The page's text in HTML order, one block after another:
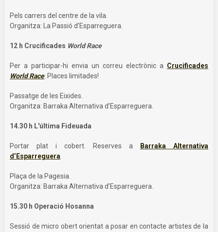
Pels carrers del centre de la vila.
Organitza: La Passió d’Esparreguera.
12 h Crucificades World Race
Per a participar-hi envia un correu electrònic a Crucificades
World Race. Places limitades!
Passatge de les Eixides.
Organitza: Barraka Alternativa d’Esparreguera.
14.30 h L'última Fideuada
Portar plat i cobert. Reserves a
Barraka Alternativa
d’Esparreguera
Plaça de la Pagesia.
Organitza: Barraka Alternativa d’Esparreguera.
15.30 h Operació Hosanna
Sessió de micro obert orientat a posar en contacte artistes de la